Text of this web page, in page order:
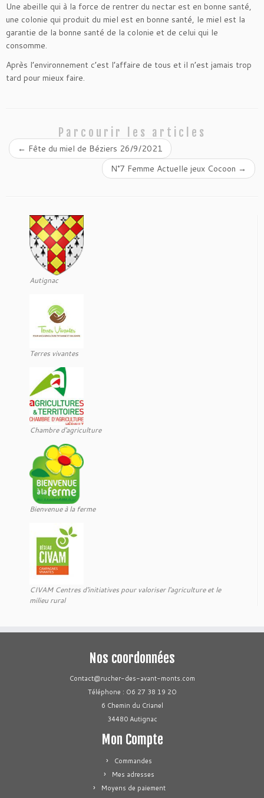
Une abeille qui à la force de rentrer du nectar est en bonne santé,
une colonie qui produit du miel est en bonne santé, le miel est la
garantie de la bonne santé de la colonie et de celui qui le
consomme.
Après l’environnement c’est l’affaire de tous et il n’est jamais trop
tard pour mieux faire.
Parcourir les articles
← Fête du miel de Béziers 26/9/2021
N°7 Femme Actuelle jeux Cocoon →
Autignac
Terres vivantes
Chambre d'agriculture
Bienvenue à la ferme
CIVAM Centres d'initiatives pour valoriser l'agriculture et le
milieu rural
Nos coordonnées
Contact@rucher-des-avant-monts.com
Téléphone : O6 27 38 19 2O
6 Chemin du Crianel
34480 Autignac
Mon Compte
Commandes
Mes adresses
Moyens de paiement